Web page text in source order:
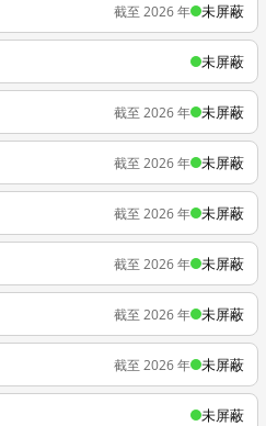
截至 2026 年 未屏蔽
未屏蔽
截至 2026 年 未屏蔽
截至 2026 年 未屏蔽
截至 2026 年 未屏蔽
截至 2026 年 未屏蔽
截至 2026 年 未屏蔽
截至 2026 年 未屏蔽
未屏蔽